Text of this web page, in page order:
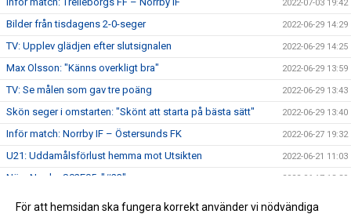
2022-07-03 19:42
Bilder från tisdagens 2-0-seger 2022-06-29 14:29
TV: Upplev glädjen efter slutsignalen 2022-06-29 14:25
Max Olsson: "Känns overkligt bra" 2022-06-29 13:59
TV: Se målen som gav tre poäng 2022-06-29 13:43
Skön seger i omstarten: "Skönt att starta på bästa sätt" 2022-06-29 13:40
Inför match: Norrby IF – Östersunds FK 2022-06-27 19:32
U21: Uddamålsförlust hemma mot Utsikten 2022-06-21 11:03
Nära Norrby S02E05: "#23" 2022-06-17 13:39
Melvin Andersson och Norrby IF går skilda vägar 2022-06-16 17:59
För att hemsidan ska fungera korrekt använder vi nödvändiga